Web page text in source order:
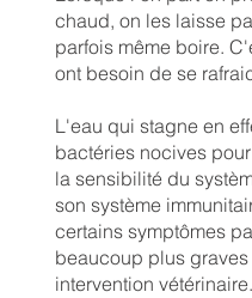
chaud, on les laisse
parfois même boire.
ont besoin de se
L'eau qui stagne en
bactéries nocives
la sensibilité du
son système
certains symptômes
beaucoup plus
intervention vétérinaire.